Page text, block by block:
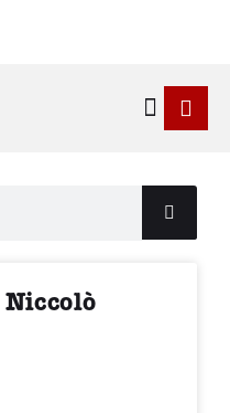
Niccolò